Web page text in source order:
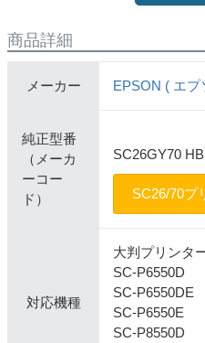
商品詳細
メーカー EPSON ( エプ
純正型番
（メーカ
ーコー
ド）
SC26GY70
SC26/70プ
対応機種
大判プリンタ
SC-P6550D
SC-P6550DE
SC-P6550E
SC-P8550D